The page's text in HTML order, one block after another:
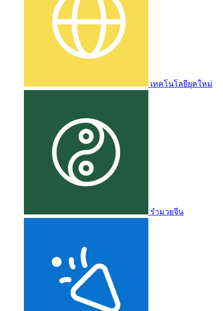
เทคโนโลยียุคใหม่
รำมวยจีน